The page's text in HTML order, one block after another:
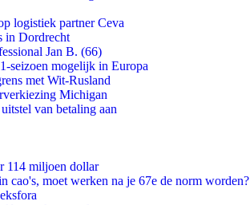
logistiek partner Ceva
in Dordrecht
Jan B. (66)
seizoen mogelijk in Europa
met Wit-Rusland
Michigan
van betaling aan
114 miljoen dollar
moet werken na je 67e de norm worden?